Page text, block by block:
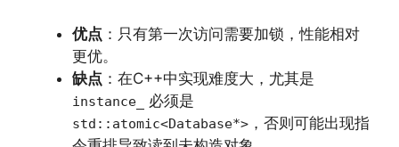
优点 ：只有第一次访问需要加锁，性能相对
更优。
缺点 ：在C++中实现难度大，尤其是
instance_ 必须是
std::atomic<Database*> ，否则可能出现指